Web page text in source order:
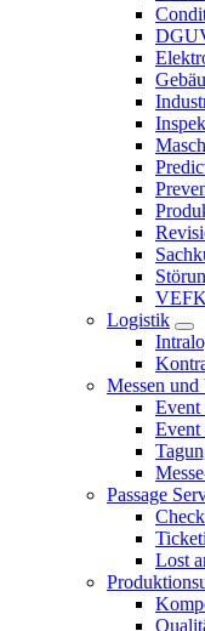
Logistik
Messen und
Event
Event
Passage
Lost